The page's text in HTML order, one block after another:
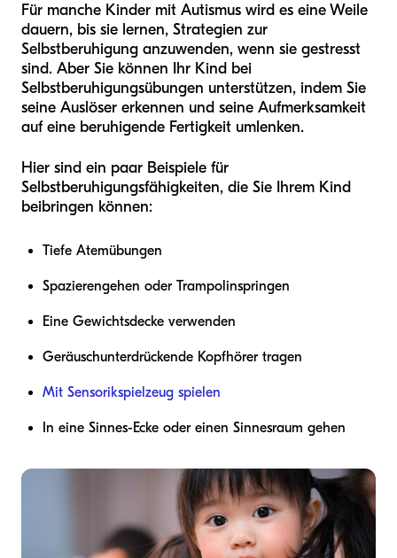
Für manche Kinder mit Autismus wird es eine Weile
dauern, bis sie lernen, Strategien zur
Selbstberuhigung anzuwenden, wenn sie gestresst
sind. Aber Sie können Ihr Kind bei
Selbstberuhigungsübungen unterstützen, indem Sie
seine Auslöser erkennen und seine Aufmerksamkeit
auf eine beruhigende Fertigkeit umlenken.
Hier sind ein paar Beispiele für
Selbstberuhigungsfähigkeiten, die Sie Ihrem Kind
beibringen können:
Tiefe Atemübungen
Spazierengehen oder Trampolinspringen
Eine Gewichtsdecke verwenden
Geräuschunterdrückende Kopfhörer tragen
Mit Sensorikspielzeug spielen
In eine Sinnes-Ecke oder einen Sinnesraum gehen